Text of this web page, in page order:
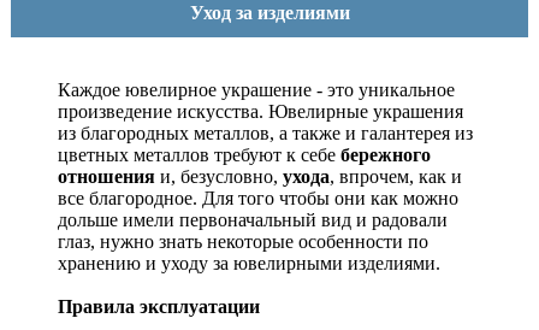
Уход за изделиями
Каждое ювелирное украшение - это уникальное
произведение искусства. Ювелирные украшения
из благородных металлов, а также и галантерея из
цветных металлов требуют к себе бережного
отношения и, безусловно, ухода, впрочем, как и
все благородное. Для того чтобы они как можно
дольше имели первоначальный вид и радовали
глаз, нужно знать некоторые особенности по
хранению и уходу за ювелирными изделиями.
Правила эксплуатации